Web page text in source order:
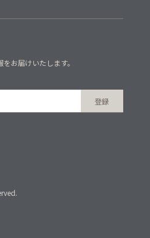
お届けいたします。